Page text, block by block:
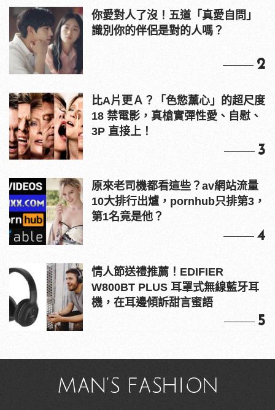
你愛對人了沒！五道「真愛自問」
識別你的伴侶是對的人嗎？
2
比A片更Ａ？「色慾薰心」的超尺度
18 禁電影，真槍實彈性愛、自慰、
3P 直接上！
3
原來老司機都看這些？av網站流量
10大排行出爐，pornhub只排第3，
第1名竟是他？
4
情人節送禮推薦！EDIFIER
W800BT PLUS 耳罩式無線藍牙耳
機，在耳邊傾訴甜言蜜語
5